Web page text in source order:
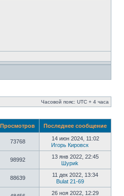
Часовой пояс: UTC + 4 часа
Просмотров Последнее сообщение
73768
14 июн 2024, 11:02
Игорь Кировск
98992
13 янв 2022, 22:45
Шyриk
88639
11 дек 2022, 13:34
Bulat 21-69
26 ноя 2022, 12:29